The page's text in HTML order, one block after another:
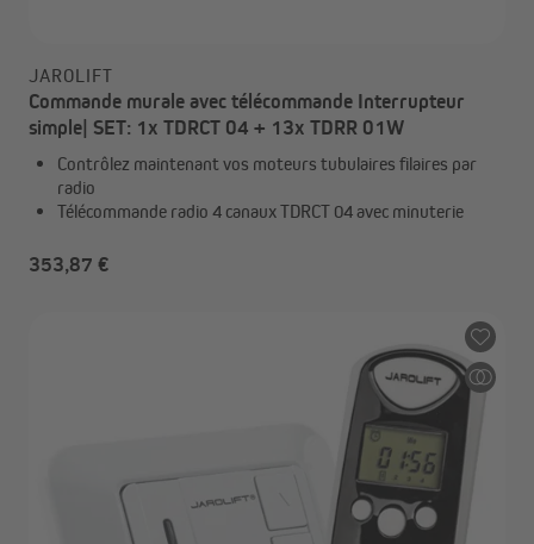
JAROLIFT
Commande murale avec télécommande Interrupteur
simple| SET: 1x TDRCT 04 + 13x TDRR 01W
Contrôlez maintenant vos moteurs tubulaires filaires par
radio
Télécommande radio 4 canaux TDRCT 04 avec minuterie
353,87 €